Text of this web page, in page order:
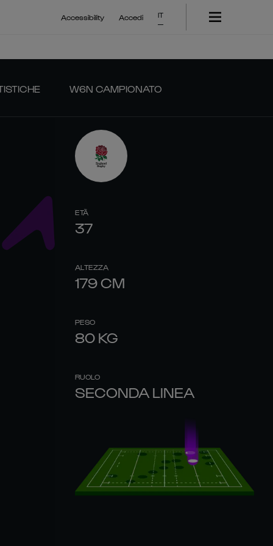
Accessibility Accedi IT
W6N CAMPIONATO
ETÀ
37
ALTEZZA
179 CM
PESO
80 KG
RUOLO
SECONDA LINEA